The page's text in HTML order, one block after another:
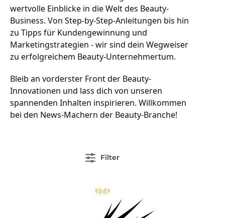
wertvolle Einblicke in die Welt des Beauty-
Business. Von Step-by-Step-Anleitungen bis hin
zu Tipps für Kundengewinnung und
Marketingstrategien - wir sind dein Wegweiser
zu erfolgreichem Beauty-Unternehmertum.
Bleib an vorderster Front der Beauty-
Innovationen und lass dich von unseren
spannenden Inhalten inspirieren. Willkommen
bei den News-Machern der Beauty-Branche!
Filter